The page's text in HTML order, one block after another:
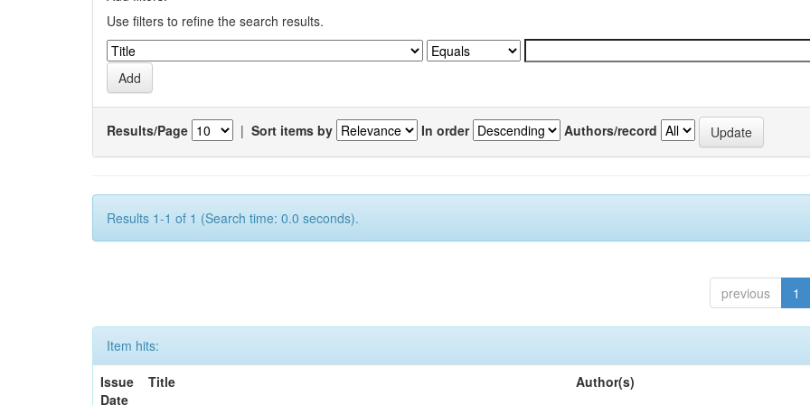
Use filters to refine the search results.
Results/Page | Sort items by In order Authors/record
Results 1-1 of 1 (Search time: 0.0 seconds).
previous 1
Item hits:
Issue
Date
Title Author(s)